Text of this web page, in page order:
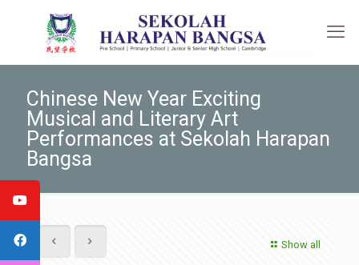
Chinese New Year Exciting
Musical and Literary Art
Performances at Sekolah Harapan
Bangsa
Show all